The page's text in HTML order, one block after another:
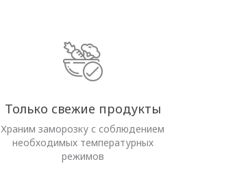
Только свежие продукты
Храним заморозку с соблюдением
необходимых температурных
режимов